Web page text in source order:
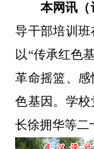
本网讯（
导干部培训
以“传承红色
革命摇篮、
色基因。学
长徐拥华等二